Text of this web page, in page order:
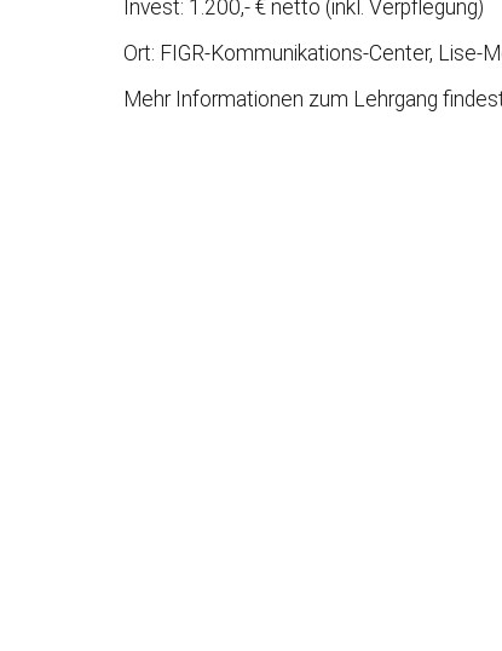
Invest: 1.200,- € netto (inkl. Verpflegung)
Ort: FIGR-Kommunikations-Center, Lise-
Mehr Informationen zum Lehrgang